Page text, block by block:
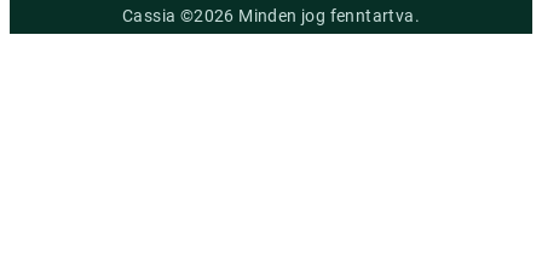
Cassia ©2026 Minden jog fenntartva.